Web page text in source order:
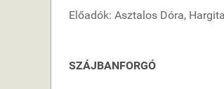
Előadók: Asztalos Dóra,
SZÁJBANFORGÓ